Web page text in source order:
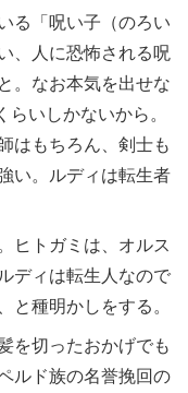
る「呪い子（のろい
、人に恐怖される呪
。なお本気を出せな
いしかないから。
はもちろん、剣士も
い。ルディは転生者
ヒトガミは、オルス
ディは転生人なので
と種明かしをする。
を切ったおかげでも
ルド族の名誉挽回の